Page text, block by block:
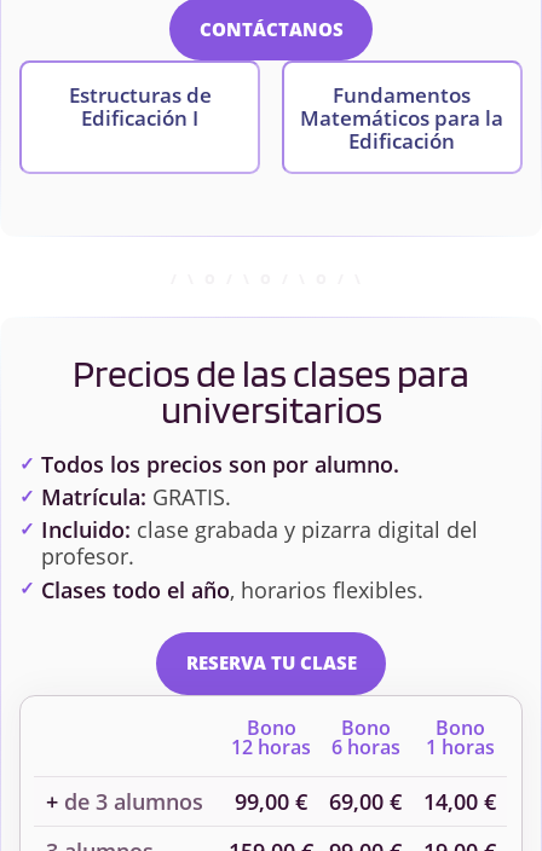
CONTÁCTANOS
Estructuras de
Edificación I
Fundamentos
Matemáticos para la
Edificación
Precios de las clases para
universitarios
Todos los precios son por alumno.
Matrícula: GRATIS.
Incluido: clase grabada y pizarra digital del
profesor.
Clases todo el año, horarios flexibles.
RESERVA TU CLASE
Bono
12 horas
Bono
6 horas
Bono
1 horas
+ de 3 alumnos 99,00 € 69,00 €
14,00 €